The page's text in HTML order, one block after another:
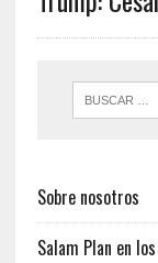
Sobre nosotros
Salam Plan en